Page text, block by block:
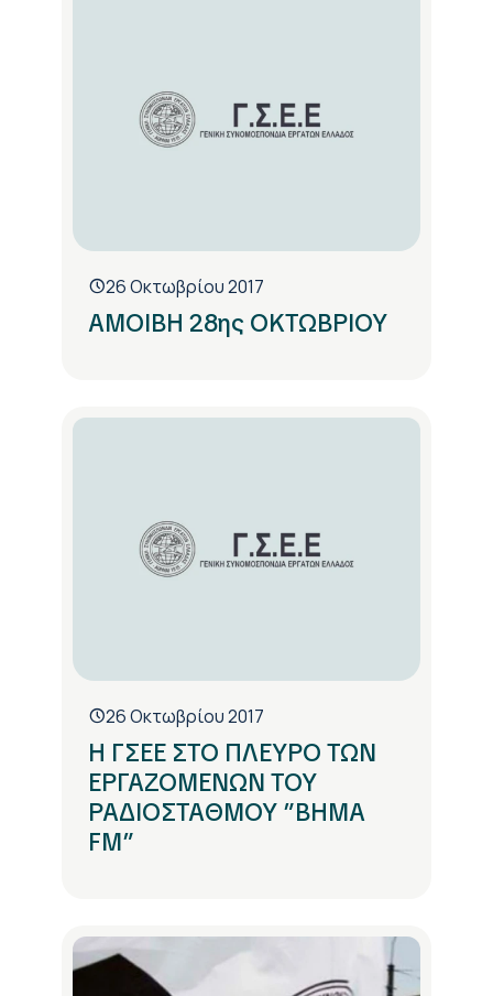
26 Οκτωβρίου 2017
ΑΜΟΙΒΗ 28ης ΟΚΤΩΒΡΙΟΥ
26 Οκτωβρίου 2017
Η ΓΣΕΕ ΣΤΟ ΠΛΕΥΡΟ ΤΩΝ
ΕΡΓΑΖΟΜΕΝΩΝ ΤΟΥ
ΡΑΔΙΟΣΤΑΘΜΟΥ ”BHMA
FM”